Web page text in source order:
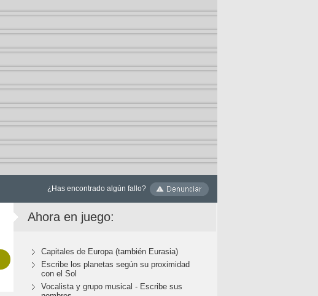
¿Has encontrado algún fallo?
Ahora en juego:
Capitales de Europa (también Eurasia)
Escribe los planetas según su proximidad
con el Sol
Vocalista y grupo musical - Escribe sus